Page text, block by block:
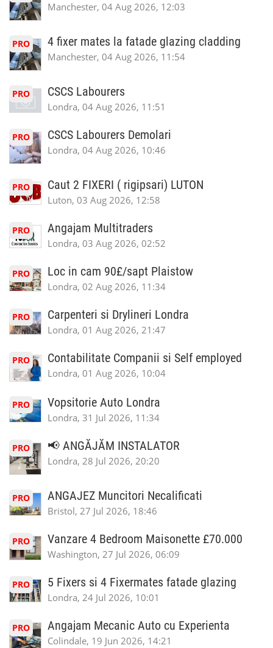
Manchester, 04 Aug 2026, 12:03
PRO 4 fixer mates la fatade glazing cladding
Manchester, 04 Aug 2026, 11:54
PRO CSCS Labourers
Londra, 04 Aug 2026, 11:51
PRO CSCS Labourers Demolari
Londra, 04 Aug 2026, 10:46
PRO Caut 2 FIXERI ( rigipsari) LUTON
Luton, 03 Aug 2026, 12:58
PRO Angajam Multitraders
Londra, 03 Aug 2026, 02:52
PRO Loc in cam 90£/sapt Plaistow
Londra, 02 Aug 2026, 11:34
PRO Carpenteri si Drylineri Londra
Londra, 01 Aug 2026, 21:47
PRO Contabilitate Companii si Self employed
Londra, 01 Aug 2026, 10:04
PRO Vopsitorie Auto Londra
Londra, 31 Jul 2026, 11:34
PRO 📢 ANGĂJĂM INSTALATOR
Londra, 28 Jul 2026, 20:20
PRO ANGAJEZ Muncitori Necalificati
Bristol, 27 Jul 2026, 18:46
PRO Vanzare 4 Bedroom Maisonette £70.000
Washington, 27 Jul 2026, 06:09
PRO 5 Fixers si 4 Fixermates fatade glazing
Londra, 24 Jul 2026, 10:01
PRO Angajam Mecanic Auto cu Experienta
Colindale, 19 Jun 2026, 14:21